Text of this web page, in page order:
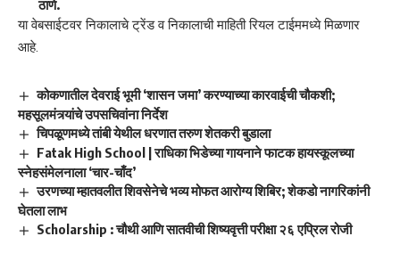
ठाणे.
या वेबसाईटवर निकालाचे ट्रेंड व निकालाची माहिती रियल टाईममध्ये मिळणार
आहे.
कोकणातील देवराई भूमी ‘शासन जमा’ करण्याच्या कारवाईची चौकशी;
महसूलमंत्र्यांचे उपसचिवांना निर्देश
चिपळूणमध्ये तांबी येथील धरणात तरुण शेतकरी बुडाला
Fatak High School | राधिका भिडेच्या गायनाने फाटक हायस्कूलच्या
स्नेहसंमेलनाला ‘चार-चाँद’
उरणच्या म्हातवलीत शिवसेनेचे भव्य मोफत आरोग्य शिबिर; शेकडो नागरिकांनी
घेतला लाभ
Scholarship : चौथी आणि सातवीची शिष्यवृत्ती परीक्षा २६ एप्रिल रोजी